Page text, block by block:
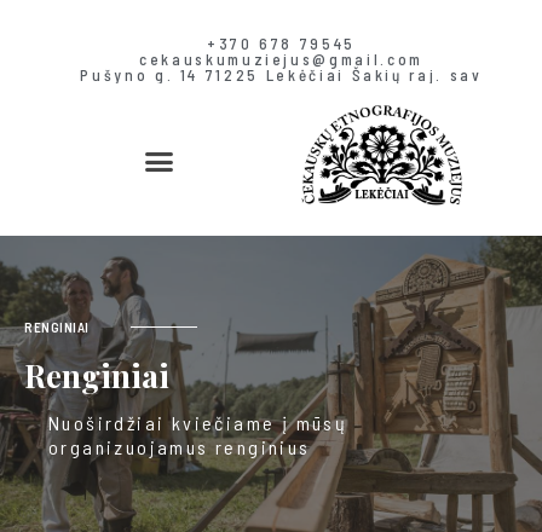
+370 678 79545
cekauskumuziejus@gmail.com
Pušyno g. 14 71225 Lekėčiai Šakių raj. sav
RENGINIAI
Renginiai
Nuoširdžiai kviečiame į mūsų
organizuojamus renginius